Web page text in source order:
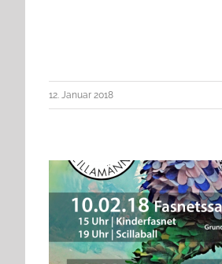
12. Januar 2018